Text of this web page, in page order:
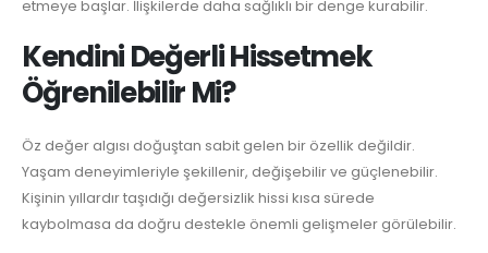
etmeye başlar. İlişkilerde daha sağlıklı bir denge kurabilir.
Kendini Değerli Hissetmek
Öğrenilebilir Mi?
Öz değer algısı doğuştan sabit gelen bir özellik değildir.
Yaşam deneyimleriyle şekillenir, değişebilir ve güçlenebilir.
Kişinin yıllardır taşıdığı değersizlik hissi kısa sürede
kaybolmasa da doğru destekle önemli gelişmeler görülebilir.